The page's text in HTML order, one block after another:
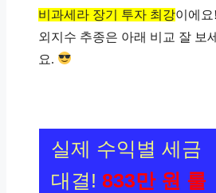
비과세라 장기 투자 최강이에요
외지수 추종은 아래 비교 잘 보세
요.
실제 수익별 세금
대결! 833만 원 룰